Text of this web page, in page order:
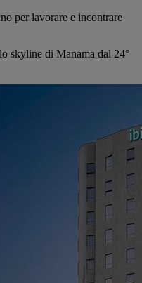
per lavorare e incontrare
skyline di Manama dal 24°